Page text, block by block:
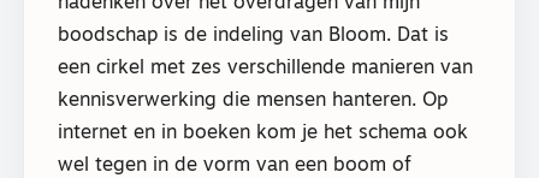
nadenken over het overdragen van mijn
boodschap is de indeling van Bloom. Dat is
een cirkel met zes verschillende manieren van
kennisverwerking die mensen hanteren. Op
internet en in boeken kom je het schema ook
wel tegen in de vorm van een boom of